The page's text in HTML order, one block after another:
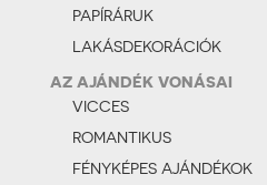
PAPÍRÁRUK
LAKÁSDEKORÁCIÓK
AZ AJÁNDÉK VONÁSAI
VICCES
ROMANTIKUS
FÉNYKÉPES AJÁNDÉKOK